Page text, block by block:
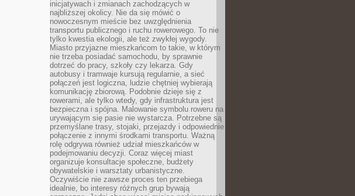
inicjatywach i zmianach zachodzących w
najbliższej okolicy. Nie da się mówić o
nowoczesnym mieście bez uwzględnienia
transportu publicznego i ruchu rowerowego. To nie
tylko kwestia ekologii, ale też zwykłej wygody.
Miasto przyjazne mieszkańcom to takie, w którym
nie trzeba posiadać samochodu, by sprawnie
dotrzeć do pracy, szkoły czy lekarza. Gdy
autobusy i tramwaje kursują regularnie, a sieć
połączeń jest logiczna, ludzie chętniej wybierają
komunikację zbiorową. Podobnie dzieje się z
rowerami, ale tylko wtedy, gdy infrastruktura jest
bezpieczna i spójna. Malowanie symbolu roweru na
urywającym się pasie nie wystarcza. Potrzebne są
przemyślane trasy, stojaki, przejazdy i odpowiednie
połączenie z innymi środkami transportu. Ważną
rolę odgrywa również udział mieszkańców w
podejmowaniu decyzji. Coraz więcej miast
organizuje konsultacje społeczne, budżety
obywatelskie i warsztaty urbanistyczne.
Oczywiście nie zawsze proces ten przebiega
idealnie, bo interesy różnych grup bywają